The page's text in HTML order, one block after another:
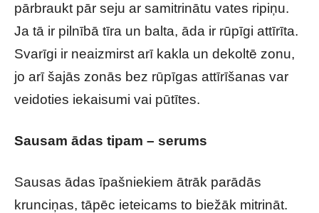
pārbraukt pār seju ar samitrinātu vates ripiņu.
Ja tā ir pilnībā tīra un balta, āda ir rūpīgi attīrīta.
Svarīgi ir neaizmirst arī kakla un dekoltē zonu,
jo arī šajās zonās bez rūpīgas attīrīšanas var
veidoties iekaisumi vai pūtītes.
Sausam ādas tipam – serums
Sausas ādas īpašniekiem ātrāk parādās
krunciņas, tāpēc ieteicams to biežāk mitrināt.